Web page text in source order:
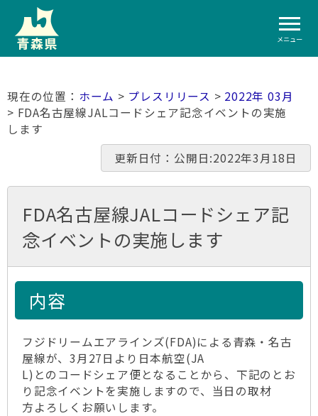
メニュー
ホーム > プレスリリース > 2022年 03月
> FDA名古屋線JALコードシェア記念イベントの実施
します
更新日付：公開日:2022年3月18日
FDA名古屋線JALコードシェア記
念イベントの実施します
内容
フジドリームエアラインズ(FDA)による青森・名古
屋線が、3月27日より日本航空(JA
L)とのコードシェア便となることから、下記のとお
り記念イベントを実施しますので、当日の取材
方よろしくお願いします。